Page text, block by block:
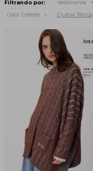
Filtrando por: Vestimenta
Color: Celeste Quitar filtros